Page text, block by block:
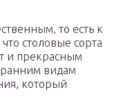
то есть к
столовые сорта
и прекрасным
видам
который